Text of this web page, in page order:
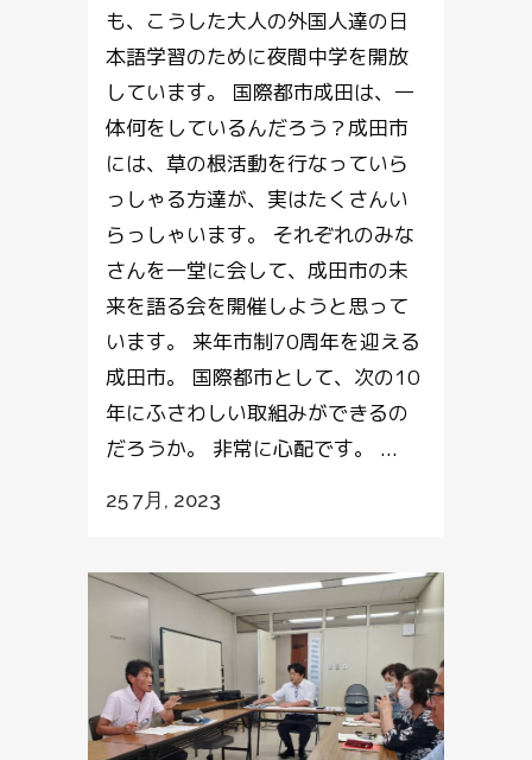
も、こうした大人の外国人達の日
本語学習のために夜間中学を開放
しています。 国際都市成田は、一
体何をしているんだろう？成田市
には、草の根活動を行なっていら
っしゃる方達が、実はたくさんい
らっしゃいます。 それぞれのみな
さんを一堂に会して、成田市の未
来を語る会を開催しようと思って
います。 来年市制70周年を迎える
成田市。 国際都市として、次の10
年にふさわしい取組みができるの
だろうか。 非常に心配です。 ...
25 7月, 2023